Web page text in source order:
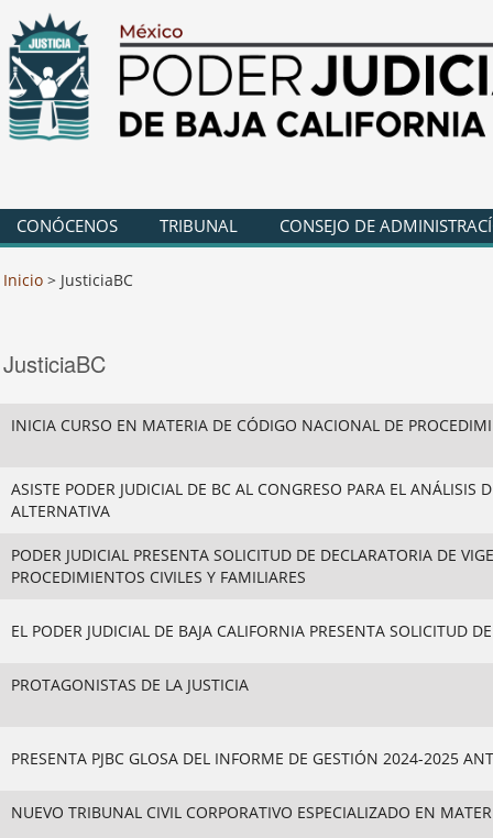
CONÓCENOS TRIBUNAL CONSEJO DE
Inicio > JusticiaBC
JusticiaBC
INICIA CURSO EN MATERIA DE CÓDIGO NACIONAL DE
ASISTE PODER JUDICIAL DE BC AL CONGRESO PARA EL ANÁLISIS
ALTERNATIVA
PODER JUDICIAL PRESENTA SOLICITUD DE DECLARATORIA DE
PROCEDIMIENTOS CIVILES Y FAMILIARES
EL PODER JUDICIAL DE BAJA CALIFORNIA PRESENTA SOLICITUD
PROTAGONISTAS DE LA JUSTICIA
PRESENTA PJBC GLOSA DEL INFORME DE GESTIÓN 2024-2025
NUEVO TRIBUNAL CIVIL CORPORATIVO ESPECIALIZADO EN